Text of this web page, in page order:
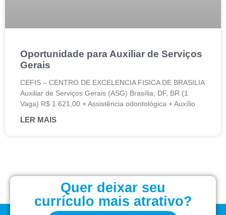
Oportunidade para Auxiliar de Serviços
Gerais
CEFIS – CENTRO DE EXCELENCIA FISICA DE BRASILIA
Auxiliar de Serviços Gerais (ASG) Brasília, DF, BR (1
Vaga) R$ 1.621,00 + Assistência odontológica + Auxílio
LER MAIS
Quer deixar seu
currículo mais atrativo?